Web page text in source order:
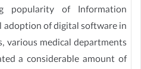
popularity of Information
adoption of digital software in
various medical departments
a considerable amount of